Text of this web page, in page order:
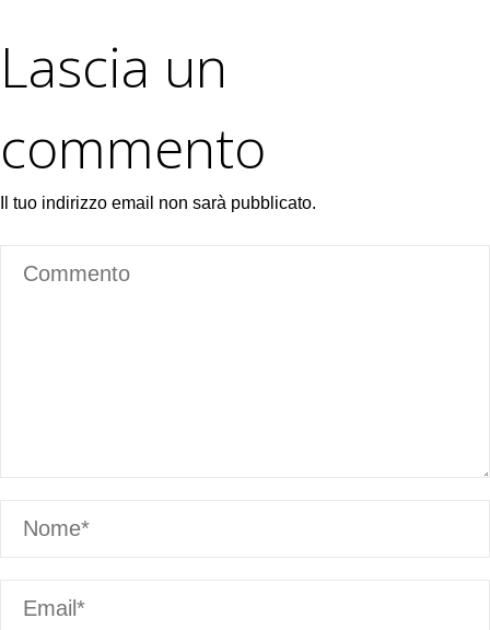
Lascia un
commento
Il tuo indirizzo email non sarà pubblicato.